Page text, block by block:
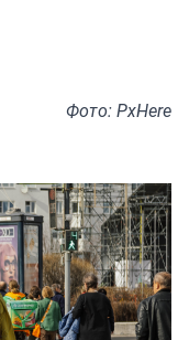
Фото: PxHere